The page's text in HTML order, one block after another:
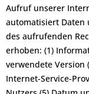
Aufruf unserer
automatisiert Daten
des aufrufenden
erhoben: (1)
verwendete Version
Internet-Service-